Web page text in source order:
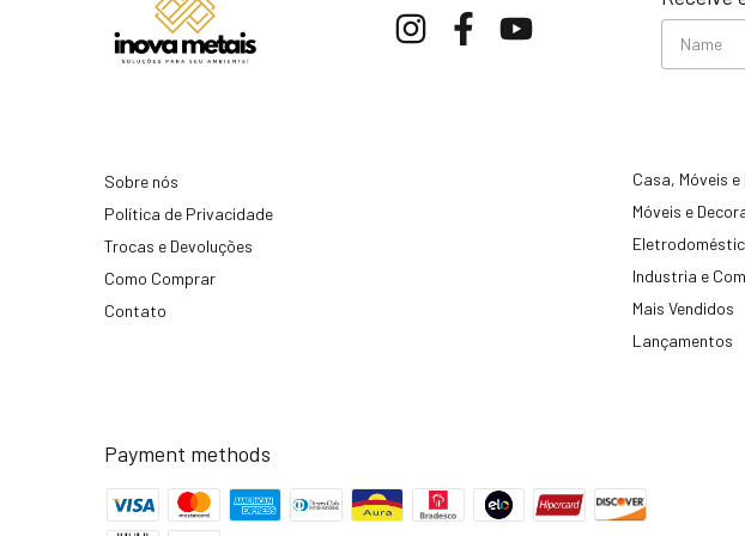
Sobre nós
Política de Privacidade
Trocas e Devoluções
Como Comprar
Contato
Casa, Móveis
Móveis e
Industria e
Mais Vendidos
Lançamentos
Payment methods